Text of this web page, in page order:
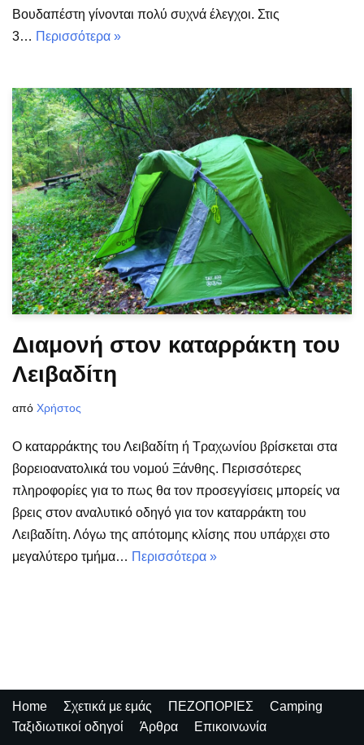
Βουδαπέστη γίνονται πολύ συχνά έλεγχοι. Στις
3… Περισσότερα »
Διαμονή στον καταρράκτη του
Λειβαδίτη
από Χρήστος
Ο καταρράκτης του Λειβαδίτη ή Τραχωνίου βρίσκεται στα
βορειοανατολικά του νομού Ξάνθης. Περισσότερες
πληροφορίες για το πως θα τον προσεγγίσεις μπορείς να
βρεις στον αναλυτικό οδηγό για τον καταρράκτη του
Λειβαδίτη. Λόγω της απότομης κλίσης που υπάρχει στο
μεγαλύτερο τμήμα… Περισσότερα »
Home Σχετικά με εμάς ΠΕΖΟΠΟΡΙΕΣ
Camping
Ταξιδιωτικοί οδηγοί
Άρθρα Επικοινωνία